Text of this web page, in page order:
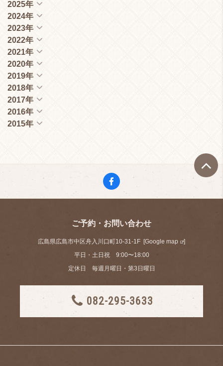
2025年
2024年
2023年
2022年
2021年
2020年
2019年
2018年
2017年
2016年
2015年
ご予約・お問い合わせ
広島県広島市中区舟入川口町10-31-1F [Google map
]
平日・土日祝 9:00〜18:00
定休日 毎週月曜日・第3日曜日
082-295-3633